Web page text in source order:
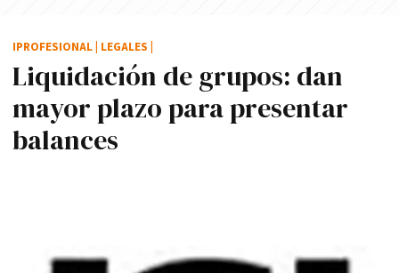
Liquidación de grupos: dan
mayor plazo para presentar
balances
IPROFESIONAL LEGALES